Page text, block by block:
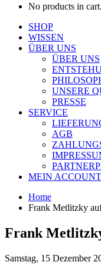
No products in cart.
SHOP
WISSEN
ÜBER UNS
ÜBER UNS
UNSERE
PRESSE
SERVICE
AGB
MEIN ACCOUNT
Home
Frank Metlitzky
Frank
Samstag, 15 Dezember